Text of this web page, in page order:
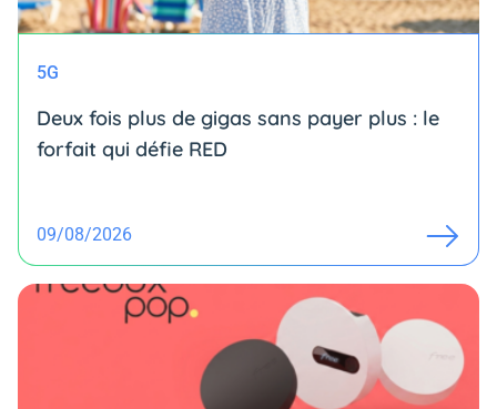
5G
Deux fois plus de gigas sans payer plus : le
forfait qui défie RED
09/08/2026